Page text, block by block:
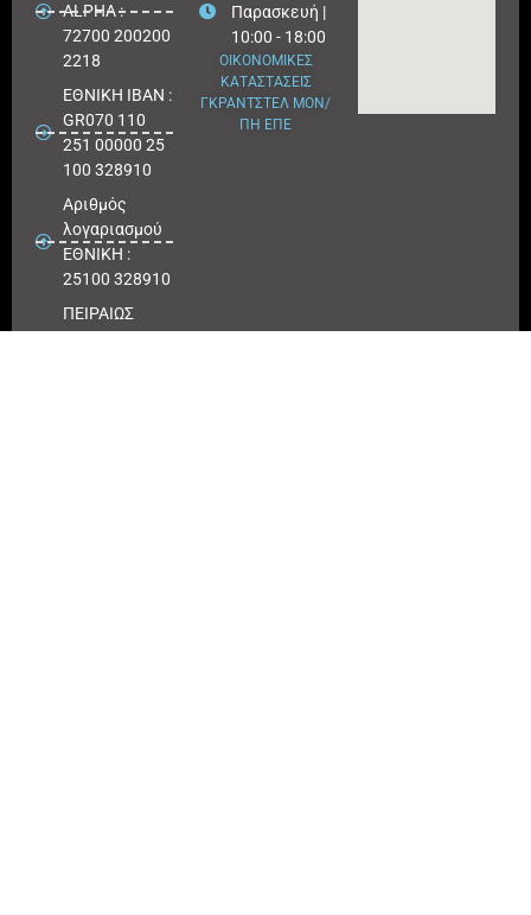
ALPHA :
72700 200200
2218
ΕΘΝΙΚΗ ΙΒΑΝ :
GR070 110
251 00000 25
100 328910
Αριθμός
λογαριασμού
ΕΘΝΙΚΗ :
25100 328910
ΠΕΙΡΑΙΩΣ
Παρασκευή |
10:00 - 18:00
ΟΙΚΟΝΟΜΙΚΕΣ
ΚΑΤΑΣΤΑΣΕΙΣ
ΓΚΡΑΝΤΣΤΕΛ ΜΟΝ/
ΠΗ ΕΠΕ